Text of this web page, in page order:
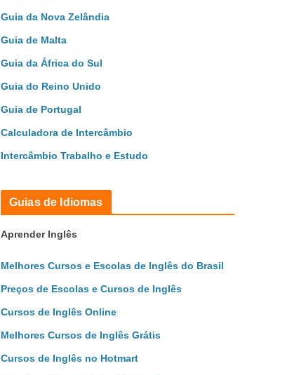
Guia da Nova Zelândia
Guia de Malta
Guia da África do Sul
Guia do Reino Unido
Guia de Portugal
Calculadora de Intercâmbio
Intercâmbio Trabalho e Estudo
Guias de Idiomas
Aprender Inglês
Melhores Cursos e Escolas de Inglês do Brasil
Preços de Escolas e Cursos de Inglês
Cursos de Inglês Online
Melhores Cursos de Inglês Grátis
Cursos de Inglês no Hotmart